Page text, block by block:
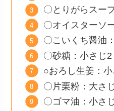
〇とりがらスー
〇オイスターソ
〇こいくち醤油
〇砂糖：小さじ2
○おろし生姜：
〇片栗粉：大さ
〇ゴマ油：小さ